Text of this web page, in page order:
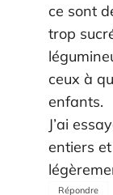
ce sont
trop
ceux à
enfants.
J’ai
entiers
Répondre